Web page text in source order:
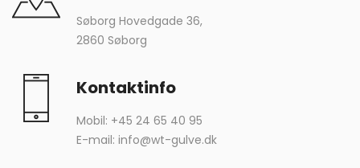
Søborg Hovedgade 36,
2860 Søborg
Kontaktinfo
Mobil: +45 24 65 40 95
E-mail: info@wt-gulve.dk